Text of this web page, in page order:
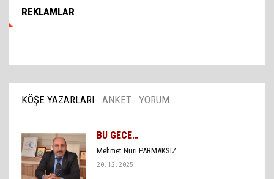
REKLAMLAR
KÖŞE YAZARLARI ANKET YORUM
BU GECE…
Mehmet Nuri PARMAKSIZ
20.12.2025